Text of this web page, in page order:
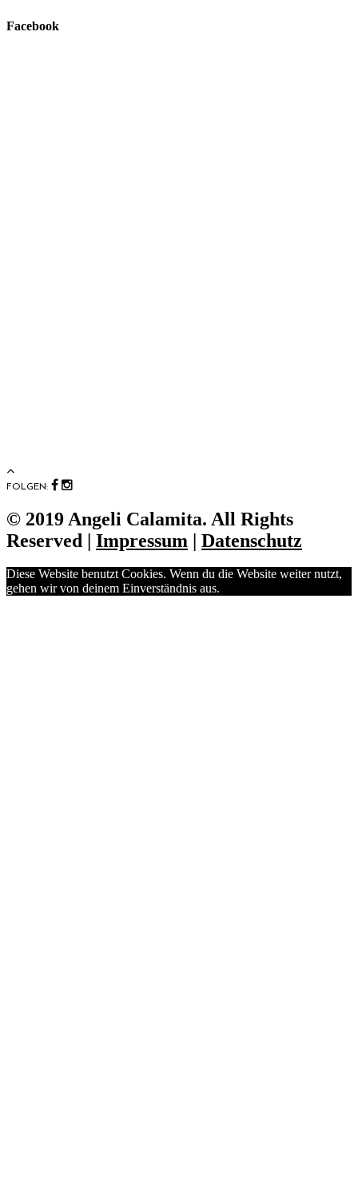
Facebook
FOLGEN:
© 2019 Angeli Calamita. All Rights
Reserved | Impressum | Datenschutz
Diese Website benutzt Cookies. Wenn du die Website weiter nutzt,
gehen wir von deinem Einverständnis aus.